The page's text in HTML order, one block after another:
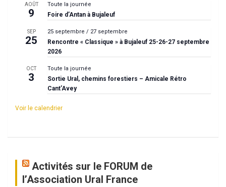
AOÛT
9
Toute la journée
Foire d’Antan à Bujaleuf
SEP
25
25 septembre / 27 septembre
Rencontre « Classique » à Bujaleuf 25-26-27 septembre
2026
OCT
3
Toute la journée
Sortie Ural, chemins forestiers – Amicale Rétro
Cant’Avey
Voir le calendrier
Activités sur le FORUM de
l’Association Ural France